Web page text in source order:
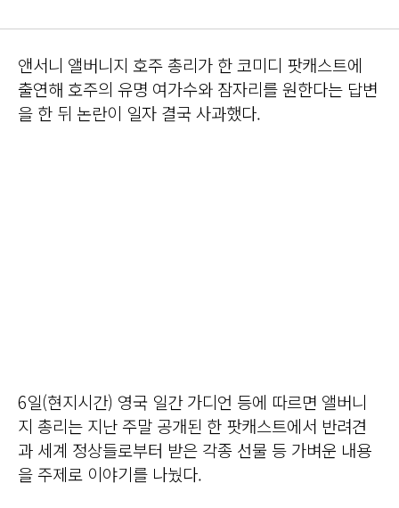
앤서니 앨버니지 호주 총리가 한 코미디 팟캐스트에
출연해 호주의 유명 여가수와 잠자리를 원한다는 답변
을 한 뒤 논란이 일자 결국 사과했다.
6일(현지시간) 영국 일간 가디언 등에 따르면 앨버니
지 총리는 지난 주말 공개된 한 팟캐스트에서 반려견
과 세계 정상들로부터 받은 각종 선물 등 가벼운 내용
을 주제로 이야기를 나눴다.